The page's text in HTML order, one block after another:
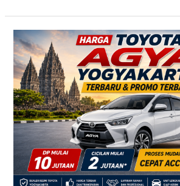
TERBARU!
Harga
Agya
Yogyakarta
–
Promo
DP
Ringan